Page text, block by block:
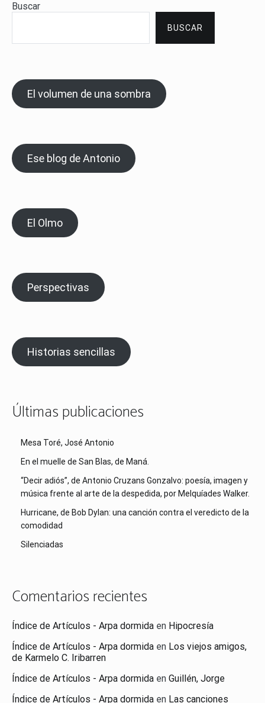
Buscar
BUSCAR
El volumen de una sombra
Ese blog de Antonio
El Olmo
Perspectivas
Historias sencillas
Últimas publicaciones
Mesa Toré, José Antonio
En el muelle de San Blas, de Maná.
“Decir adiós”, de Antonio Cruzans Gonzalvo: poesía, imagen y
música frente al arte de la despedida, por Melquíades Walker.
Hurricane, de Bob Dylan: una canción contra el veredicto de la
comodidad
Silenciadas
Comentarios recientes
Índice de Artículos - Arpa dormida en Hipocresía
Índice de Artículos - Arpa dormida en Los viejos amigos,
de Karmelo C. Iribarren
Índice de Artículos - Arpa dormida en Guillén, Jorge
Índice de Artículos - Arpa dormida en Las canciones